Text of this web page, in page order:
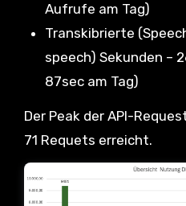
Aufrufe am Tag)
Transkibrierte
speech) Sekunden –
87sec am Tag)
Der Peak der API-
71 Requets erreicht.